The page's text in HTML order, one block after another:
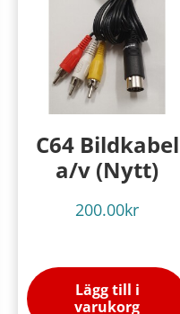
C64 Bildkabel
a/v (Nytt)
200.00kr
Lägg till i
varukorg